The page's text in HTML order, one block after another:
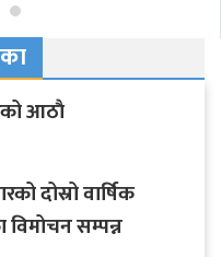
आठाै
दोस्रो वार्षिक
विमोचन सम्पन्न